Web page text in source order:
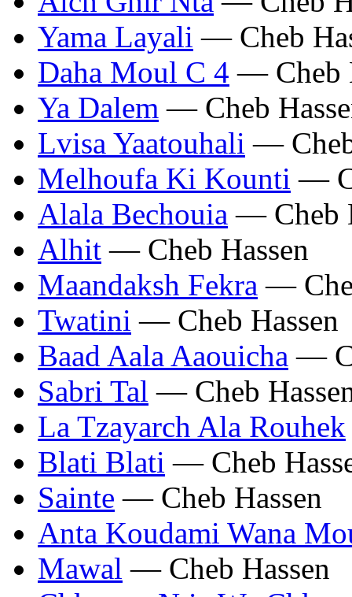
Yama Layali — Cheb
Daha Moul C 4 — Cheb
Ya Dalem — Cheb
Lvisa Yaatouhali —
Melhoufa Ki Kounti —
Alala Bechouia — Cheb
Alhit — Cheb Hassen
Maandaksh Fekra —
Twatini — Cheb Hassen
Baad Aala Aaouicha —
Sabri Tal — Cheb
La Tzayarch Ala Rouhek
Blati Blati — Cheb
Sainte — Cheb Hassen
Anta Koudami Wana
Mawal — Cheb Hassen